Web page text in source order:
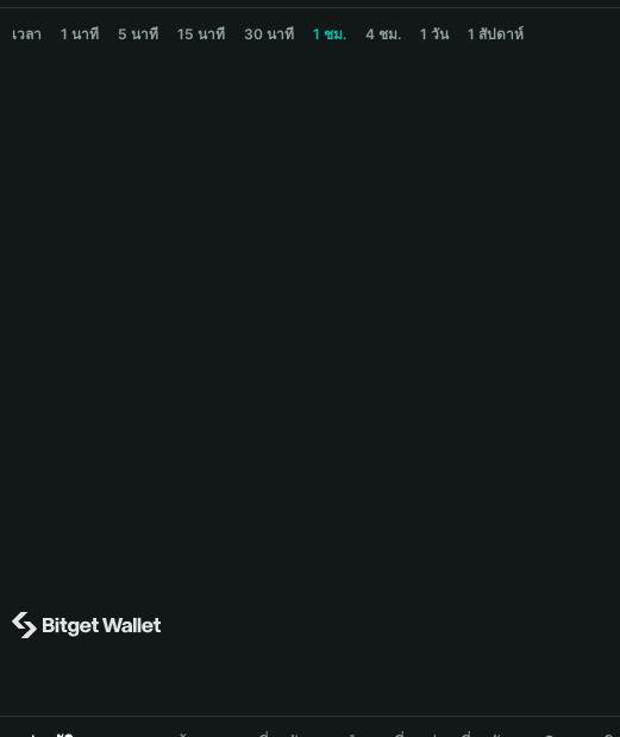
Bahasa Indonesia
XBT Price Chart
เวลา 1 นาที 5 นาที 15 นาที 30 นาที 1 ชม. 4 ชม. 1 วัน 1 สัปดาห์